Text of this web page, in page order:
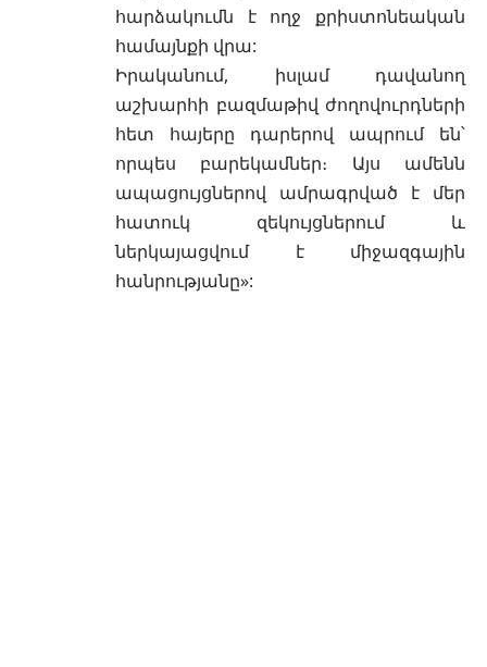
հարձակումն է ողջ քրիստոնեական
համայնքի վրա:
Իրականում, իսլամ դավանող
աշխարհի բազմաթիվ ժողովուրդների
հետ հայերը դարերով ապրում են՝
որպես բարեկամներ։ Այս ամենն
ապացույցներով ամրագրված է մեր
հատուկ զեկույցներում և
ներկայացվում է միջազգային
հանրությանը»: